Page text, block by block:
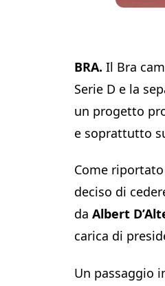
BRA. Il Bra
Serie D e la
un progetto
e soprattutto
Come
deciso di
da Albert
carica di
Un passaggio